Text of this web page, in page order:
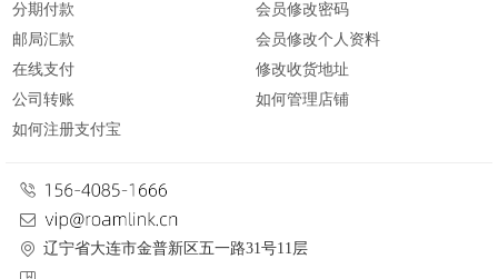
分期付款
邮局汇款
在线支付
公司转账
如何注册支付宝
会员修改密码
会员修改个人资料
修改收货地址
如何管理店铺
辽宁省大连市金普新区五一路31号11层